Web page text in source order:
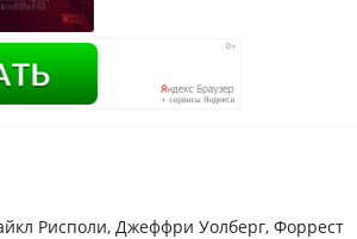
Рисполи, Джеффри Уолберг, Форрест